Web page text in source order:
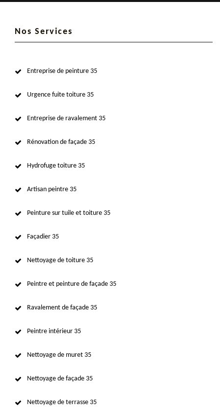
Nos Services
Entreprise de peinture 35
Urgence fuite toiture 35
Entreprise de ravalement 35
Rénovation de façade 35
Hydrofuge toiture 35
Artisan peintre 35
Peinture sur tuile et toiture 35
Façadier 35
Nettoyage de toiture 35
Peintre et peinture de façade 35
Ravalement de façade 35
Peintre intérieur 35
Nettoyage de muret 35
Nettoyage de façade 35
Nettoyage de terrasse 35